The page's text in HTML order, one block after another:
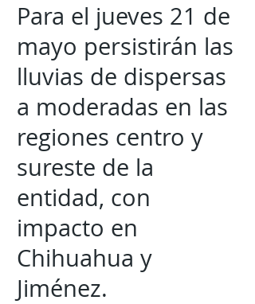
Para el jueves 21 de
mayo persistirán las
lluvias de dispersas
a moderadas en las
regiones centro y
sureste de la
entidad, con
impacto en
Chihuahua y
Jiménez.